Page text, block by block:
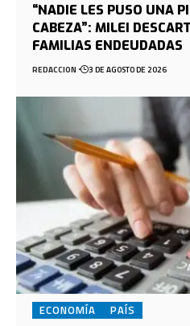
“NADIE LES PUSO UNA
CABEZA”: MILEI
FAMILIAS ENDEUDADAS
REDACCION 3 DE AGOSTO DE 2026
ECONOMÍA PAÍS